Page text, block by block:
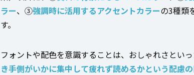
ラー、③強調時に活用するアクセントカラーの3種類
す。
フォントや配色を意識することは、おしゃれさといっ
き手側がいかに集中して疲れず読めるかという配慮